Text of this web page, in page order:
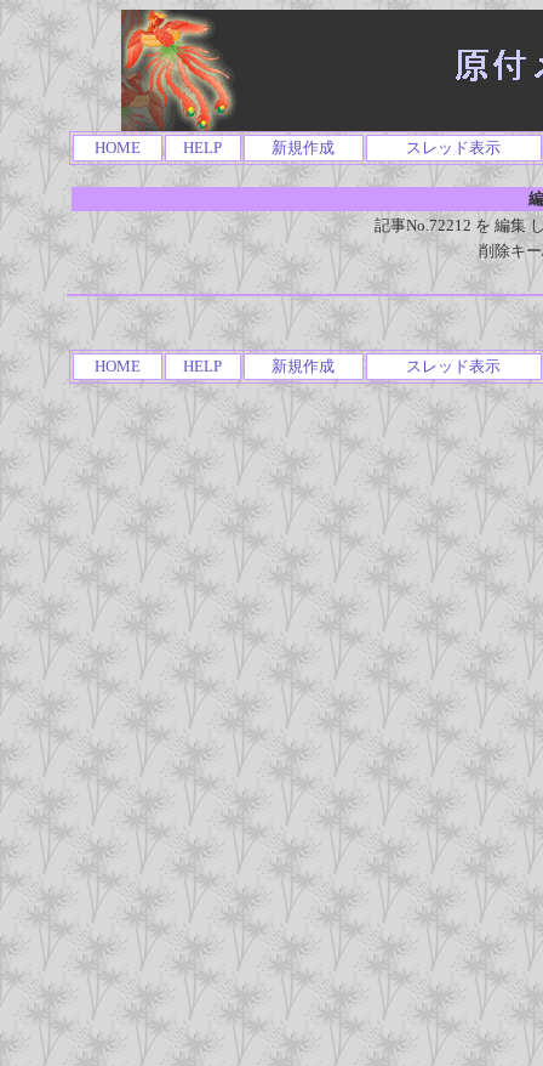
HOME HELP 新規作成 スレッド表示
記事No.72212 を 編集
削除キ
HOME HELP 新規作成 スレッド表示